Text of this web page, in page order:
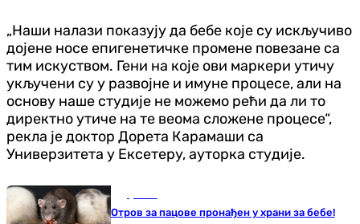
„Наши налази показују да бебе које су искључиво
дојене носе епигенетичке промене повезане са
тим искуством. Гени на које ови маркери утичу
укључени су у развојне и имуне процесе, али на
основу наше студије не можемо рећи да ли то
директно утиче на те веома сложене процесе“,
рекла је доктор Дорета Карамаши са
Универзитета у Ексетеру, ауторка студије.
Отров за пацове пронађен у храни за бебе!